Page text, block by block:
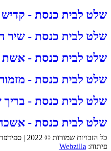
שלט לבית כנסת - קדיש
שלט לבית כנסת - שיר
שלט לבית כנסת - אשת
שלט לבית כנסת -
שלט לבית כנסת - בריך
שלט לבית כנסת -
כל הזכויות שמורות © 2022 | ספידפרינט
פיתוח: Webzilla